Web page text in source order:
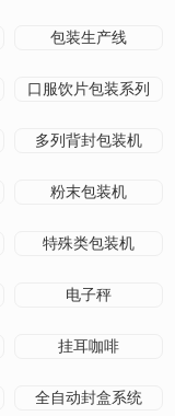
包装生产线
口服饮片包装系列
多列背封包装机
粉末包装机
特殊类包装机
电子秤
挂耳咖啡
全自动封盒系统